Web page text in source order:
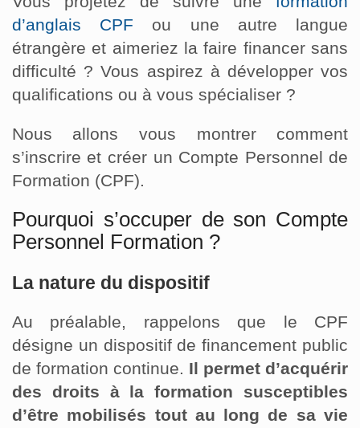
d’anglais CPF ou une autre langue
étrangère et aimeriez la faire financer sans
difficulté ? Vous aspirez à développer vos
qualifications ou à vous spécialiser ?
Nous allons vous montrer comment
s’inscrire et créer un Compte Personnel de
Formation (CPF).
Pourquoi s’occuper de son Compte
Personnel Formation ?
La nature du dispositif
Au préalable, rappelons que le CPF
désigne un dispositif de financement public
de formation continue. Il permet d’acquérir
des droits à la formation susceptibles
d’être mobilisés tout au long de sa vie